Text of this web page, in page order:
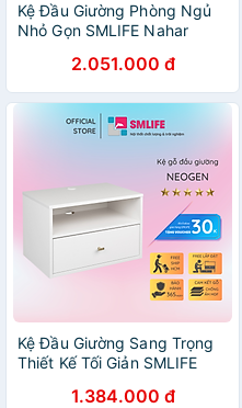
Kệ Đầu Giường Phòng Ngủ
Nhỏ Gọn SMLIFE Nahar
2.051.000 đ
Kệ Đầu Giường Sang Trọng
Thiết Kế Tối Giản SMLIFE
1.384.000 đ